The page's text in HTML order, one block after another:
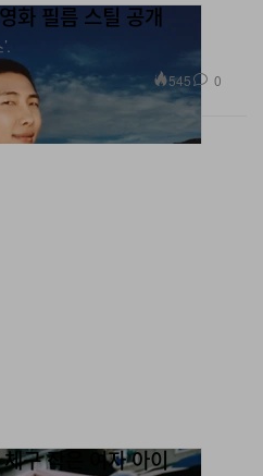
화 필름 스틸 공개
545 0
구 작은 여자 아이